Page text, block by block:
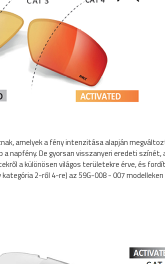
amelyek a fény intenzitása alapján
napfény. De gyorsan visszanyeri eredeti színét,
a különösen világos területekre érve, és
2-ről 4-re) az 59G-008 - 007